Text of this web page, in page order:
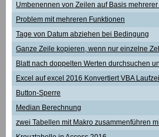
Umbenennen von Zeilen auf Basis
Problem mit mehreren Funktionen
Tage von Datum abziehen bei Bedingung
Ganze Zeile kopieren, wenn nur einzelne
Blatt nach doppelten Werten durchsuchen
Excel auf excel 2016 Konvertiert VBA
Button-Sperre
Median Berechnung
zwei Tabellen mit Makro zusammenführen